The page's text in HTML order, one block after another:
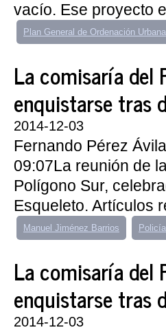
vacío. Ese proyecto
Plan General de Ordenación Urbana
La comisaría del
enquistarse tras
2014-12-03
Fernando Pérez
09:07La reunión de
Polígono Sur,
Esqueleto. Artículos
Manuel Jiménez Barrios
La comisaría del
enquistarse tras
2014-12-03